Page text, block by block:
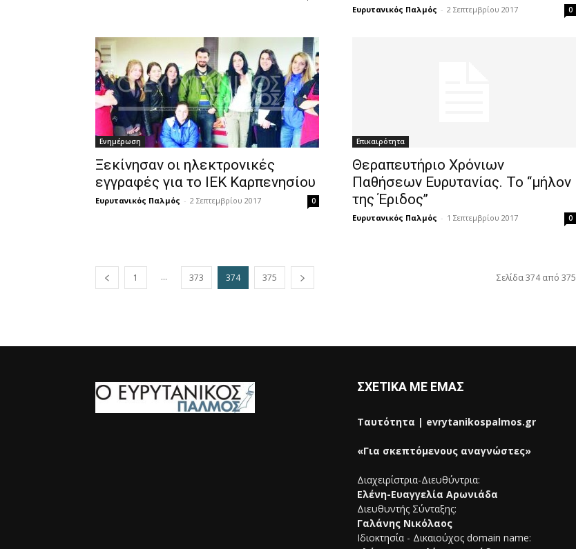
Ευρυτανικός Παλμός - 2 Σεπτεμβρίου 2017 0
Ενημέρωση
Ξεκίνησαν οι ηλεκτρονικές
εγγραφές για το ΙΕΚ Καρπενησίου
Ευρυτανικός Παλμός - 2 Σεπτεμβρίου 2017 0
Επικαιρότητα
Θεραπευτήριο Χρόνιων
Παθήσεων Ευρυτανίας. Το ‘‘μήλον
της Έριδος’’
Ευρυτανικός Παλμός - 1 Σεπτεμβρίου 2017 0
1 ... 373 374 375 Σελίδα 374 από 375
ΣΧΕΤΙΚΑ ΜΕ ΕΜΑΣ
Ταυτότητα | evrytanikospalmos.gr
«Για σκεπτόμενους αναγνώστες»
Διαχειρίστρια-Διευθύντρια:
Ελένη-Ευαγγελία Αρωνιάδα
Διευθυντής Σύνταξης:
Γαλάνης Νικόλαος
Ιδιοκτησία - Δικαιούχος domain name: